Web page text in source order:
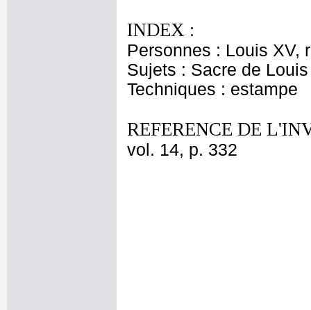
INDEX :
Personnes : Louis XV,
Sujets : Sacre de
Techniques : estampe
REFERENCE DE
vol. 14, p. 332